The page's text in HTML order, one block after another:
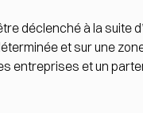
déclenché à la
et sur une
entreprises et un